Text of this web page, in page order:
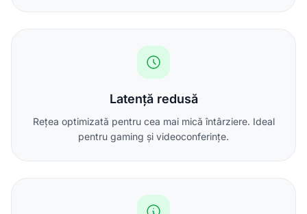
Latență redusă
Rețea optimizată pentru cea mai mică întârziere. Ideal
pentru gaming și videoconferințe.